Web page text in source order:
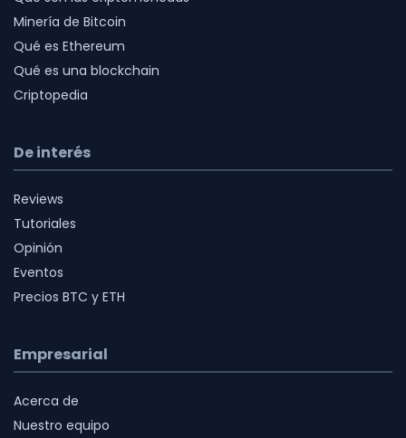
Minería de Bitcoin
Qué es Ethereum
Qué es una blockchain
Criptopedia
De interés
Reviews
Tutoriales
Opinión
Eventos
Precios BTC y ETH
Empresarial
Acerca de
Nuestro equipo